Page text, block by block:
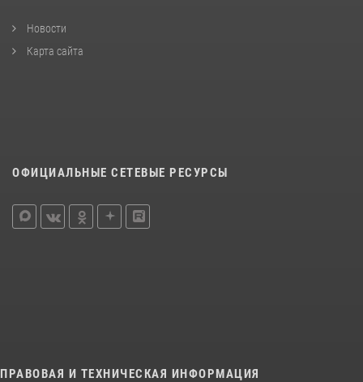
Новости
Карта сайта
ОФИЦИАЛЬНЫЕ СЕТЕВЫЕ РЕСУРСЫ
ПРАВОВАЯ И ТЕХНИЧЕСКАЯ ИНФОРМАЦИЯ